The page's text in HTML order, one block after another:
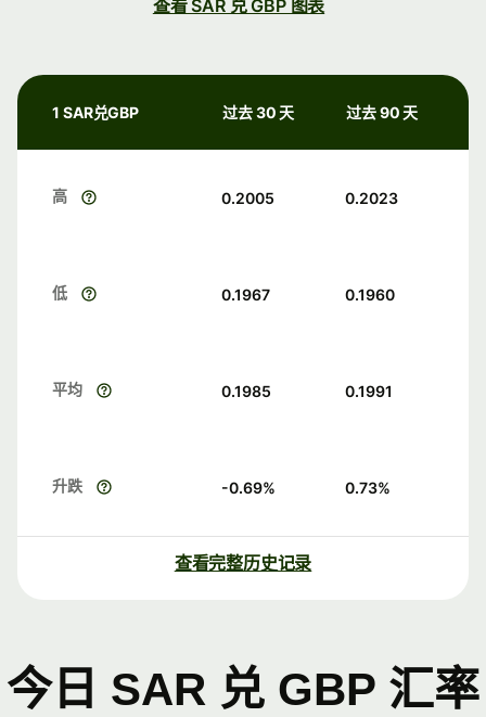
查看 SAR 兑 GBP 图表
1 SAR兑GBP 过去 30 天 过去 90 天
高 0.2005 0.2023
低 0.1967 0.1960
平均 0.1985 0.1991
升跌 -0.69% 0.73%
查看完整历史记录
今日 SAR 兑 GBP 汇率